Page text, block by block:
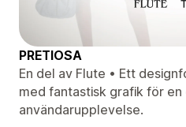
PRETIOSA
En del av Flute • Ett
med fantastisk grafik för
användarupplevelse.